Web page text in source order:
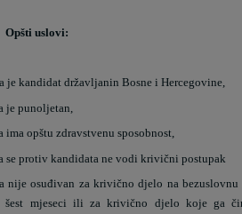
Opšti uslovi:
je kandidat državljanin Bosne i Hercegovine,
je punoljetan,
ima opštu zdravstvenu sposobnost,
se protiv kandidata ne vodi krivični postupak
nije osuđivan za krivično djelo na bezuslovnu
šest mjeseci ili za krivično djelo koje ga